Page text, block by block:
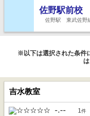
佐野駅前校
佐野駅 東武佐野
※以下は選択された条件
吉水教室
-.-- 1件